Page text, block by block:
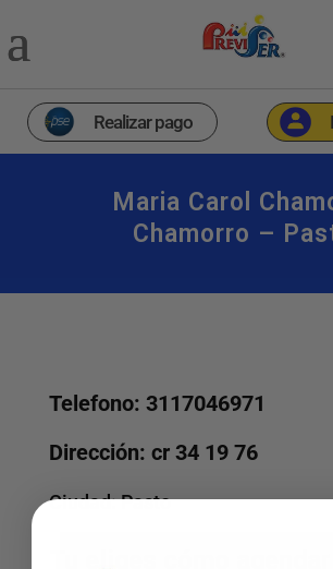
Realizar pago
Maria Carol
Chamorro –
Telefono: 3117046971
Dirección: cr 34 19 76
Ciudad:Pasto